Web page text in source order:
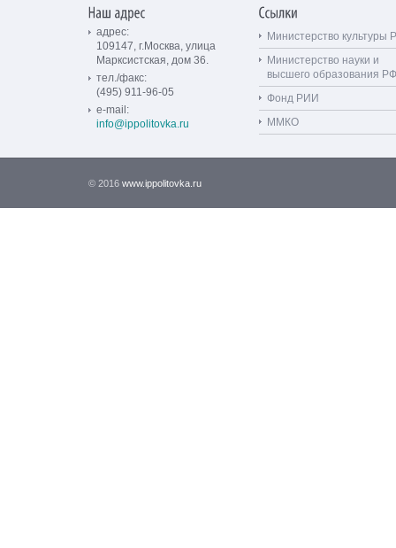
адрес:
109147, г.Москва, улица
Марксистская, дом 36.
тел./факс:
(495) 911-96-05
e-mail:
info@ippolitovka.ru
Министерство культуры
Министерство науки и
высшего образования РФ
Фонд РИИ
ММКО
© 2016 www.ippolitovka.ru